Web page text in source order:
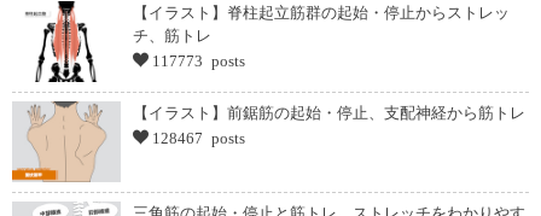
【イラスト】脊柱起立筋群の起始・停止からストレッ
チ、筋トレ
117773 posts
【イラスト】前鋸筋の起始・停止、支配神経から筋トレ
128467 posts
三角筋の起始・停止と筋トレ、ストレッチをわかりやす